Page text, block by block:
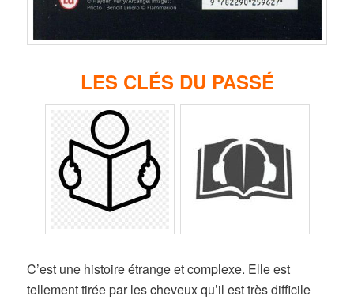
LES CLÉS DU PASSÉ
C’est une histoire étrange et complexe. Elle est
tellement tirée par les cheveux qu’il est très difficile